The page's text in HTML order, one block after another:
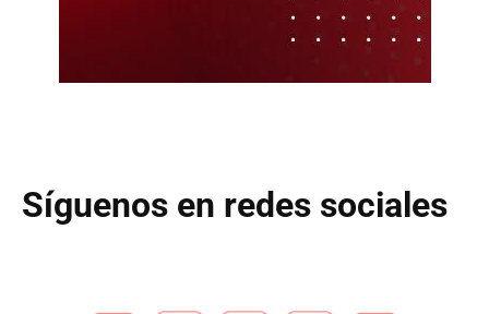
Síguenos en redes sociales